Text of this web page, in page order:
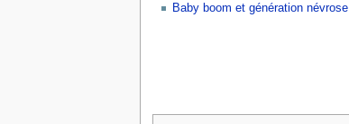
Baby boom et génération névrose